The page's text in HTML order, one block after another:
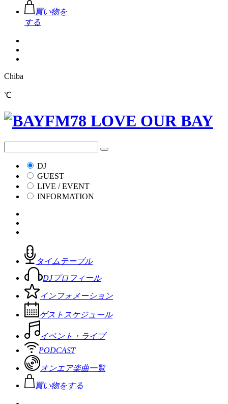
買い物を
する
Chiba
℃
DJ
GUEST
LIVE / EVENT
INFORMATION
タイムテーブル
DJプロフィール
インフォメーション
ゲストスケジュール
イベント・ライブ
PODCAST
オンエア楽曲一覧
買い物をする